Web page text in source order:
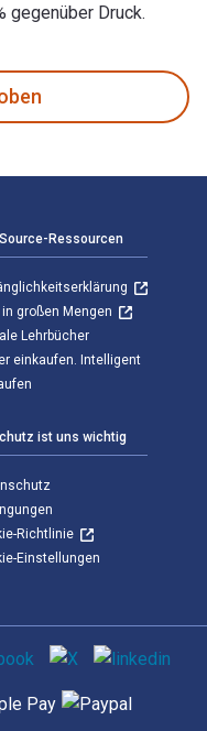
gegenüber Druck.
Ressourcen
in großen Mengen
Lehrbücher
einkaufen. Intelligent
ist uns wichtig
Richtlinie
Einstellungen